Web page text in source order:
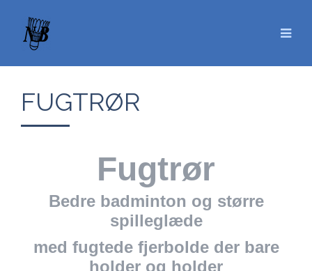
FUGTRØR
Fugtrør
Bedre badminton og større
spilleglæde
med fugtede fjerbolde der bare
holder og holder